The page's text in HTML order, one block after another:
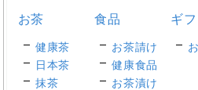
お茶
健康茶
日本茶
抹茶
食品
お茶請け
健康食品
お茶漬け
ギフ